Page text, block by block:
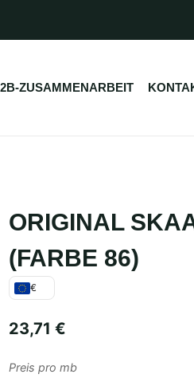
ZUSAMMENARBEIT
ORIGINAL
(FARBE 86)
€
23,71 €
Preis pro mb